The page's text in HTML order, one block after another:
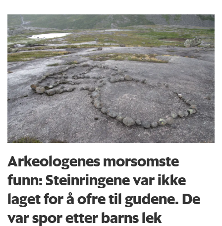
Arkeologenes morsomste
funn: Steinringene var ikke
laget for å ofre til gudene. De
var spor etter barns lek